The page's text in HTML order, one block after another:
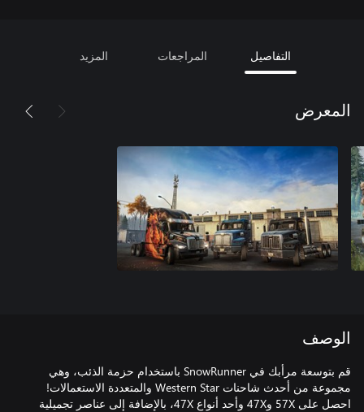
التفاصيل المراجعات المزيد
المعرض
الوصف
قم بتوسعة مرأبك في SnowRunner باستخدام حزمة الذئب، وهي
مجموعة من أحدث شاحنات Western Star والمتعددة الاستعمالات!
احصل على 57X و47X وأحد أنواع 47X، بالإضافة إلى عناصر تجميلية